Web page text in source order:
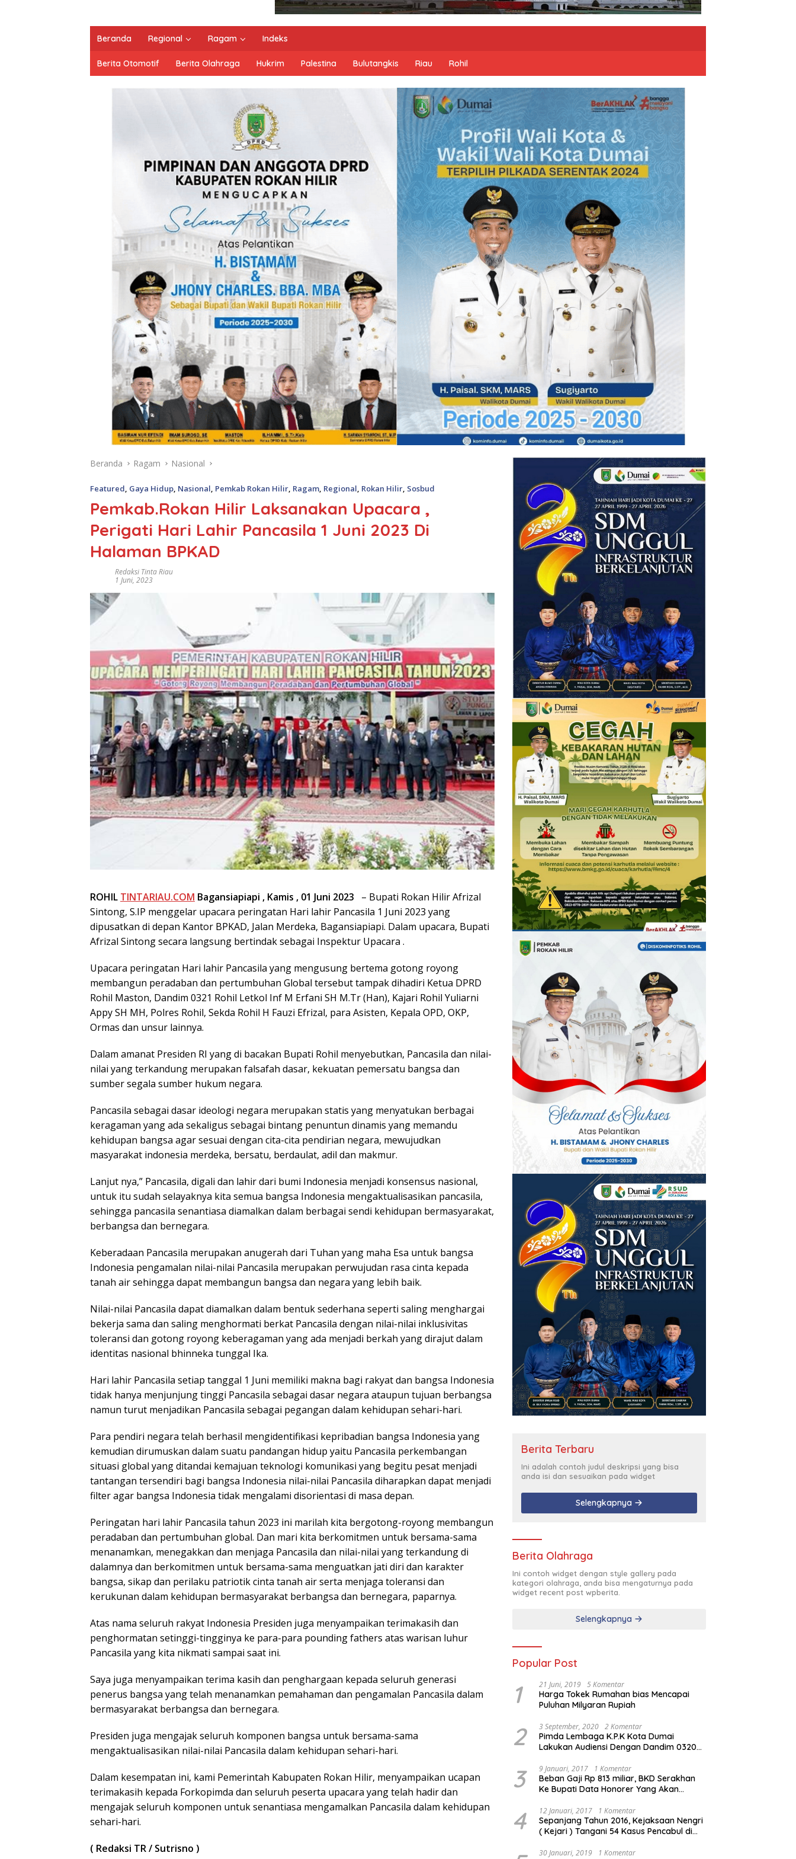
Beranda Regional Ragam Indeks
Berita Otomotif Berita Olahraga Hukrim Palestina Bulutangkis Riau Rohil
Beranda Ragam Nasional
Featured, Gaya Hidup, Nasional, Pemkab Rokan Hilir, Ragam, Regional, Rokan Hilir, Sosbud
Pemkab.Rokan Hilir Laksanakan Upacara ,
Perigati Hari Lahir Pancasila 1 Juni 2023 Di
Halaman BPKAD
Redaksi Tinta Riau
1 Juni, 2023
ROHIL TINTARIAU.COM Bagansiapiapi , Kamis , 01 Juni 2023
– Bupati Rokan Hilir Afrizal
Sintong, S.IP menggelar upacara peringatan Hari lahir Pancasila 1 Juni 2023 yang
dipusatkan di depan Kantor BPKAD, Jalan Merdeka, Bagansiapiapi. Dalam upacara, Bupati
Afrizal Sintong secara langsung bertindak sebagai Inspektur Upacara .
Upacara peringatan Hari lahir Pancasila yang mengusung bertema gotong royong
membangun peradaban dan pertumbuhan Global tersebut tampak dihadiri Ketua DPRD
Rohil Maston, Dandim 0321 Rohil Letkol Inf M Erfani SH M.Tr (Han), Kajari Rohil Yuliarni
Appy SH MH, Polres Rohil, Sekda Rohil H Fauzi Efrizal, para Asisten, Kepala OPD, OKP,
Ormas dan unsur lainnya.
Dalam amanat Presiden RI yang di bacakan Bupati Rohil menyebutkan, Pancasila dan nilai-
nilai yang terkandung merupakan falsafah dasar, kekuatan pemersatu bangsa dan
sumber segala sumber hukum negara.
Pancasila sebagai dasar ideologi negara merupakan statis yang menyatukan berbagai
keragaman yang ada sekaligus sebagai bintang penuntun dinamis yang memandu
kehidupan bangsa agar sesuai dengan cita-cita pendirian negara, mewujudkan
masyarakat indonesia merdeka, bersatu, berdaulat, adil dan makmur.
Lanjut nya,” Pancasila, digali dan lahir dari bumi Indonesia menjadi konsensus nasional,
untuk itu sudah selayaknya kita semua bangsa Indonesia mengaktualisasikan pancasila,
sehingga pancasila senantiasa diamalkan dalam berbagai sendi kehidupan bermasyarakat,
berbangsa dan bernegara.
Keberadaan Pancasila merupakan anugerah dari Tuhan yang maha Esa untuk bangsa
Indonesia pengamalan nilai-nilai Pancasila merupakan perwujudan rasa cinta kepada
tanah air sehingga dapat membangun bangsa dan negara yang lebih baik.
Nilai-nilai Pancasila dapat diamalkan dalam bentuk sederhana seperti saling menghargai
bekerja sama dan saling menghormati berkat Pancasila dengan nilai-nilai inklusivitas
toleransi dan gotong royong keberagaman yang ada menjadi berkah yang dirajut dalam
identitas nasional bhinneka tunggal Ika.
Hari lahir Pancasila setiap tanggal 1 Juni memiliki makna bagi rakyat dan bangsa Indonesia
tidak hanya menjunjung tinggi Pancasila sebagai dasar negara ataupun tujuan berbangsa
namun turut menjadikan Pancasila sebagai pegangan dalam kehidupan sehari-hari.
Para pendiri negara telah berhasil mengidentifikasi kepribadian bangsa Indonesia yang
kemudian dirumuskan dalam suatu pandangan hidup yaitu Pancasila perkembangan
situasi global yang ditandai kemajuan teknologi komunikasi yang begitu pesat menjadi
tantangan tersendiri bagi bangsa Indonesia nilai-nilai Pancasila diharapkan dapat menjadi
filter agar bangsa Indonesia tidak mengalami disorientasi di masa depan.
Peringatan hari lahir Pancasila tahun 2023 ini marilah kita bergotong-royong membangun
peradaban dan pertumbuhan global. Dan mari kita berkomitmen untuk bersama-sama
menanamkan, menegakkan dan menjaga Pancasila dan nilai-nilai yang terkandung di
dalamnya dan berkomitmen untuk bersama-sama menguatkan jati diri dan karakter
bangsa, sikap dan perilaku patriotik cinta tanah air serta menjaga toleransi dan
kerukunan dalam kehidupan bermasyarakat berbangsa dan bernegara, paparnya.
Atas nama seluruh rakyat Indonesia Presiden juga menyampaikan terimakasih dan
penghormatan setinggi-tingginya ke para-para pounding fathers atas warisan luhur
Pancasila yang kita nikmati sampai saat ini.
Saya juga menyampaikan terima kasih dan penghargaan kepada seluruh generasi
penerus bangsa yang telah menanamkan pemahaman dan pengamalan Pancasila dalam
bermasyarakat berbangsa dan bernegara.
Presiden juga mengajak seluruh komponen bangsa untuk bersama-sama
mengaktualisasikan nilai-nilai Pancasila dalam kehidupan sehari-hari.
Dalam kesempatan ini, kami Pemerintah Kabupaten Rokan Hilir, menyampaikan ucapan
terimakasih kepada Forkopimda dan seluruh peserta upacara yang telah hadir dan
mengajak seluruh komponen untuk senantiasa mengamalkan Pancasila dalam kehidupan
sehari-hari.
( Redaksi TR / Sutrisno )
Berita Terbaru
Ini adalah contoh judul deskripsi yang bisa
anda isi dan sesuaikan pada widget
Selengkapnya
Berita Olahraga
Ini contoh widget dengan style gallery pada
kategori olahraga, anda bisa mengaturnya pada
widget recent post wpberita.
Selengkapnya
Popular Post
1 21 Juni, 2019 5 Komentar
Harga Tokek Rumahan bias Mencapai
Puluhan Milyaran Rupiah
2 3 September, 2020 2 Komentar
Pimda Lembaga K.P.K Kota Dumai
Lakukan Audiensi Dengan Dandim 0320
3 9 Januari, 2017 1 Komentar
Beban Gaji Rp 813 miliar, BKD Serakhan
Ke Bupati Data Honorer Yang Akan
4 12 Januari, 2017 1 Komentar
Sepanjang Tahun 2016, Kejaksaan Nengri
( Kejari ) Tangani 54 Kasus Pencabul di
30 Januari, 2019 1 Komentar